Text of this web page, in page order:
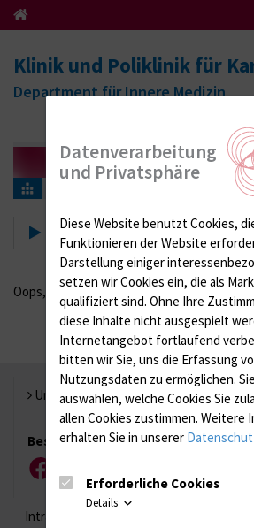
Klinik und Poliklinik für
Department für Innere Medizin
Suche
Oops, an error occurred! Code:
Universität Rostock
Besuchen Sie uns
FacebookInstagramYouTubeLinkedInXing
Intranet
Datenverarbeitung
und Privatsphäre
Diese Website benutzt Cookies,
Funktionieren der Website
Darstellung einiger
setzen wir Cookies ein, die als
qualifiziert sind. Ohne Ihre
diese Inhalte nicht ausgespielt
Internetangebot fortlaufend
bitten wir Sie, uns die Erfassung
Nutzungsdaten zu ermöglichen.
auswählen, welche Cookies Sie
allen Cookies zustimmen. Weitere
erhalten Sie in unserer
Erforderliche Cookies
Details